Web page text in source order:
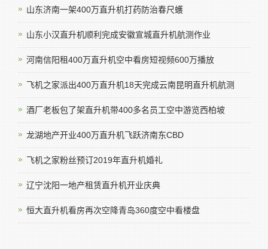
山东济南一架400万直升机打药防治春尺蠖
山东小汉直升机顺利完成安徽宣城直升机航测作业
河南信阳租400万直升机空中看房短视频600万播放
飞机之家派出400万直升机18天完成云南昆明直升机航测
酒厂老板包了架直升机带400多名员工空中游览西柏坡
龙湖地产开业400万直升机飞跃济南东CBD
飞机之家粉丝预订2019年直升机婚礼
辽宁沈阳一地产租赁直升机开业庆典
恒大直升机看房再次空降青岛360度空中看楼盘